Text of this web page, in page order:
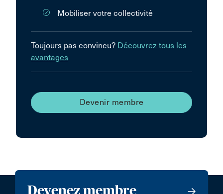
Mobiliser votre collectivité
Toujours pas convincu? Découvrez tous les
avantages
Devenir membre
Devenez membre